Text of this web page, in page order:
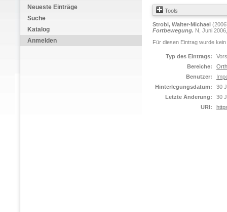
Neueste Einträge
Suche
Katalog
Anmelden
Tools
Strobl, Walter-Michael
Fortbewegung. N, Juni
Für diesen Eintrag wurde
Typ des Eintrags:
Bereiche:
Benutzer:
Hinterlegungsdatum:
30
Letzte Änderung:
30
URI: